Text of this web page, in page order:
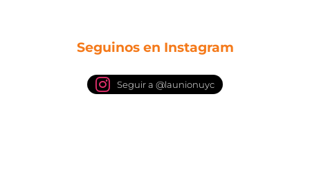
Seguinos en Instagram
Seguir a @launionuyc